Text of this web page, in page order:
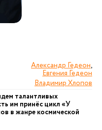
Александр Гедеон,
Евгения Гедеон
Владимир Хлопов
талантливых
им принёс цикл «У
в жанре космической